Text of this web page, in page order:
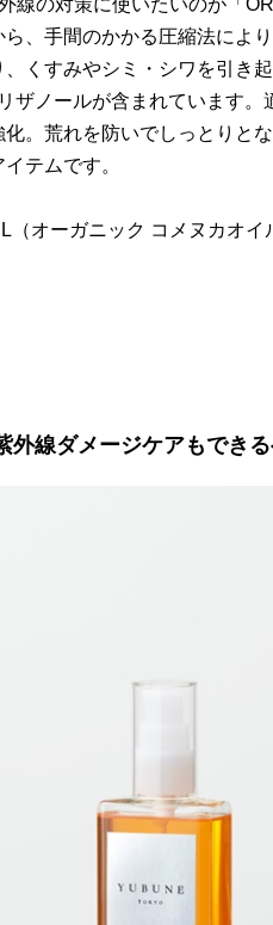
線の対策に使いたいのが「
、手間のかかる圧縮法によ
くすみやシミ・シワを引き
ザノールが含まれています
。荒れを防いでしっとりと
テムです。
オーガニック コメヌカオイ
外線ダメージケアもでき